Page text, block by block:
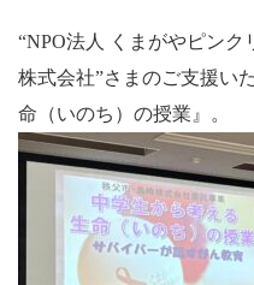
“NPO法人 くまがやピンク
株式会社”さまのご支援い
命（いのち）の授業』。